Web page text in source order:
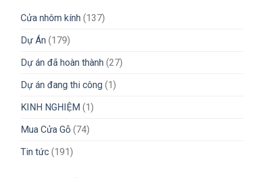
Cửa nhôm kính (137)
Dự Án (179)
Dự án đã hoàn thành (27)
Dự án đang thi công (1)
KINH NGHIỆM (1)
Mua Cửa Gỗ (74)
Tin tức (191)